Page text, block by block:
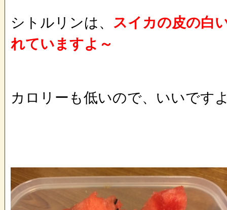
シトルリンは、 スイカの皮の白
れていますよ～
カロリーも低いので、いいです